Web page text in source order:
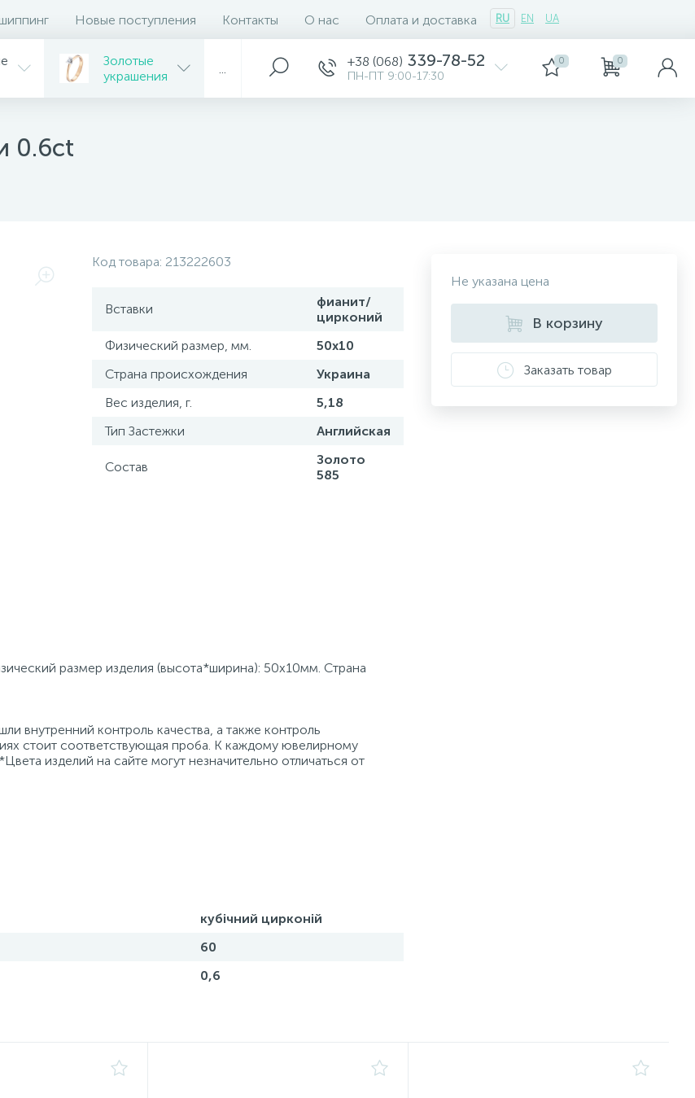
Новые поступления Контакты О нас Оплата и доставка RU EN UA
Золотые
украшения
+38 (068) 339-78-52
ПН-ПТ 9:00-17:30
0 0
0.6ct
Код товара: 213222603
Вставки
фианит/
цирконий
Физический размер, мм.
50х10
Страна происхождения
Украина
Вес изделия, г.
5,18
Тип Застежки
Английская
Состав
Золото
585
размер изделия (высота*ширина): 50х10мм. Страна
внутренний контроль качества, а также контроль
стоит соответствующая проба. К каждому ювелирному
изделий на сайте могут незначительно отличаться от
кубічний цирконій
60
0,6
Не указана цена
В корзину
Заказать товар